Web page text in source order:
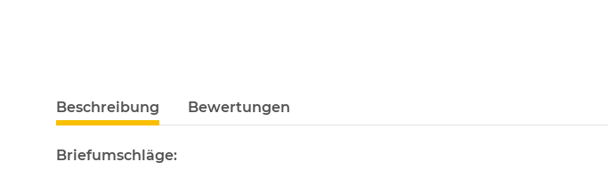
Beschreibung Bewertungen
Briefumschläge: